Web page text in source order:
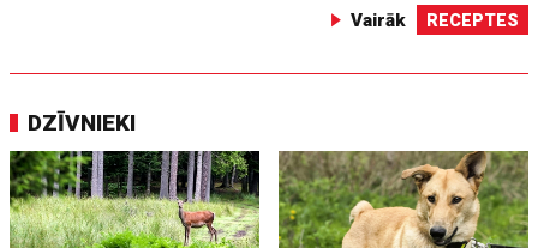
Vairāk RECEPTES
DZĪVNIEKI